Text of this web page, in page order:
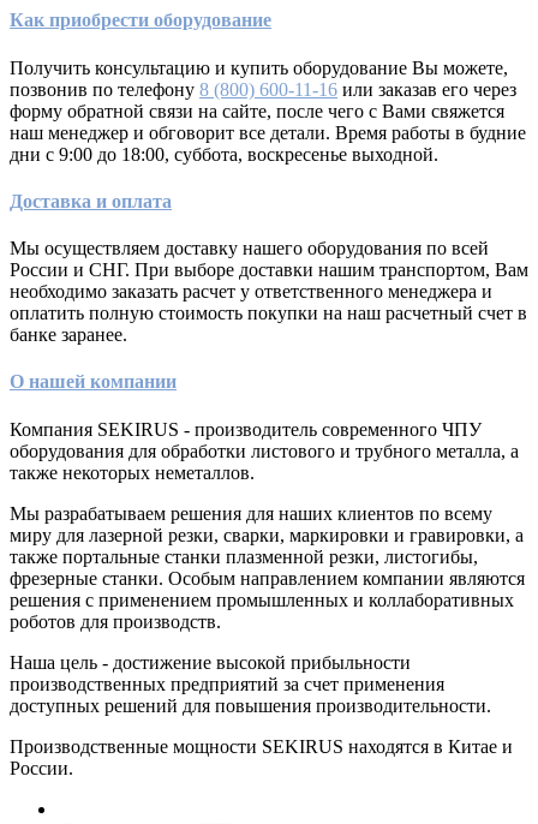
Как приобрести оборудование
Получить консультацию и купить оборудование Вы можете,
позвонив по телефону 8 (800) 600-11-16 или заказав его через
форму обратной связи на сайте, после чего с Вами свяжется
наш менеджер и обговорит все детали. Время работы в будние
дни с 9:00 до 18:00, суббота, воскресенье выходной.
Доставка и оплата
Мы осуществляем доставку нашего оборудования по всей
России и СНГ. При выборе доставки нашим транспортом, Вам
необходимо заказать расчет у ответственного менеджера и
оплатить полную стоимость покупки на наш расчетный счет в
банке заранее.
О нашей компании
Компания SEKIRUS - производитель современного ЧПУ
оборудования для обработки листового и трубного металла, а
также некоторых неметаллов.
Мы разрабатываем решения для наших клиентов по всему
миру для лазерной резки, сварки, маркировки и гравировки, а
также портальные станки плазменной резки, листогибы,
фрезерные станки. Особым направлением компании являются
решения с применением промышленных и коллаборативных
роботов для производств.
Наша цель - достижение высокой прибыльности
производственных предприятий за счет применения
доступных решений для повышения производительности.
Производственные мощности SEKIRUS находятся в Китае и
России.